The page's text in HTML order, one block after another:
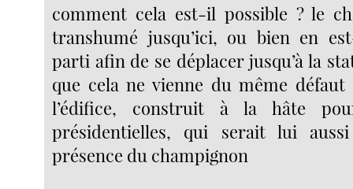
comment cela est-il possible ? le
transhumé jusqu’ici, ou bien en
parti afin de se déplacer jusqu’à la
que cela ne vienne du même
l’édifice, construit à la hâte
présidentielles, qui serait lui
présence du champignon